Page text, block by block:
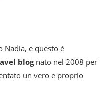
Nadia, e questo è
blognato nel 2008 per
un vero e proprio